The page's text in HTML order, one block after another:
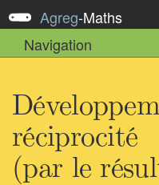
Agreg-Maths
Navigation
(par le